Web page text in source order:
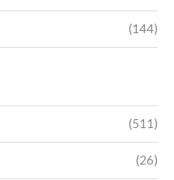
(144)
(511)
(26)